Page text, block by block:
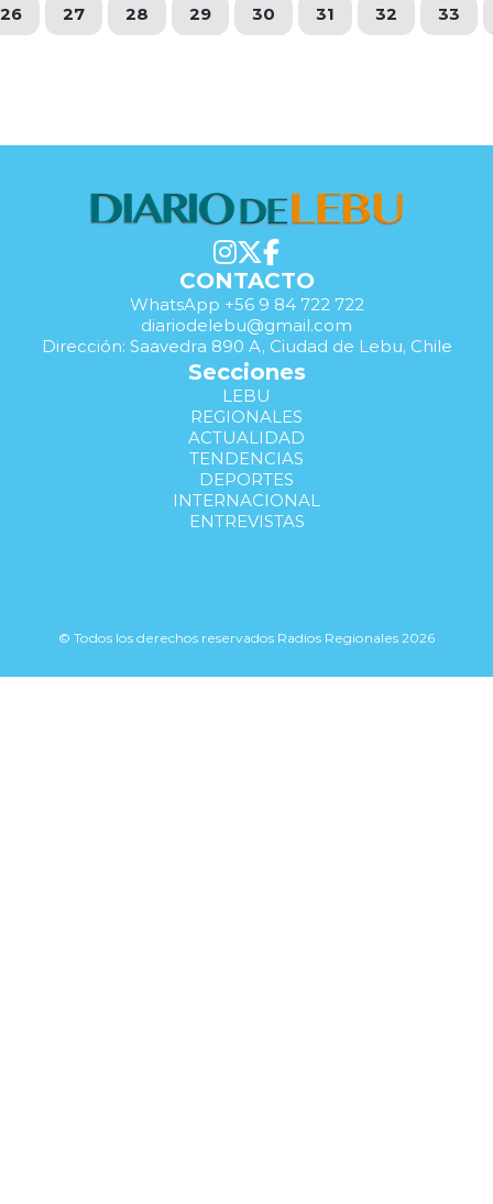
26 27 28 29 30 31 32 33
CONTACTO
WhatsApp +56 9 84 722 722
diariodelebu@gmail.com
Dirección: Saavedra 890 A, Ciudad de Lebu, Chile
Secciones
LEBU
REGIONALES
ACTUALIDAD
TENDENCIAS
DEPORTES
INTERNACIONAL
ENTREVISTAS
© Todos los derechos reservados Radios Regionales 2026